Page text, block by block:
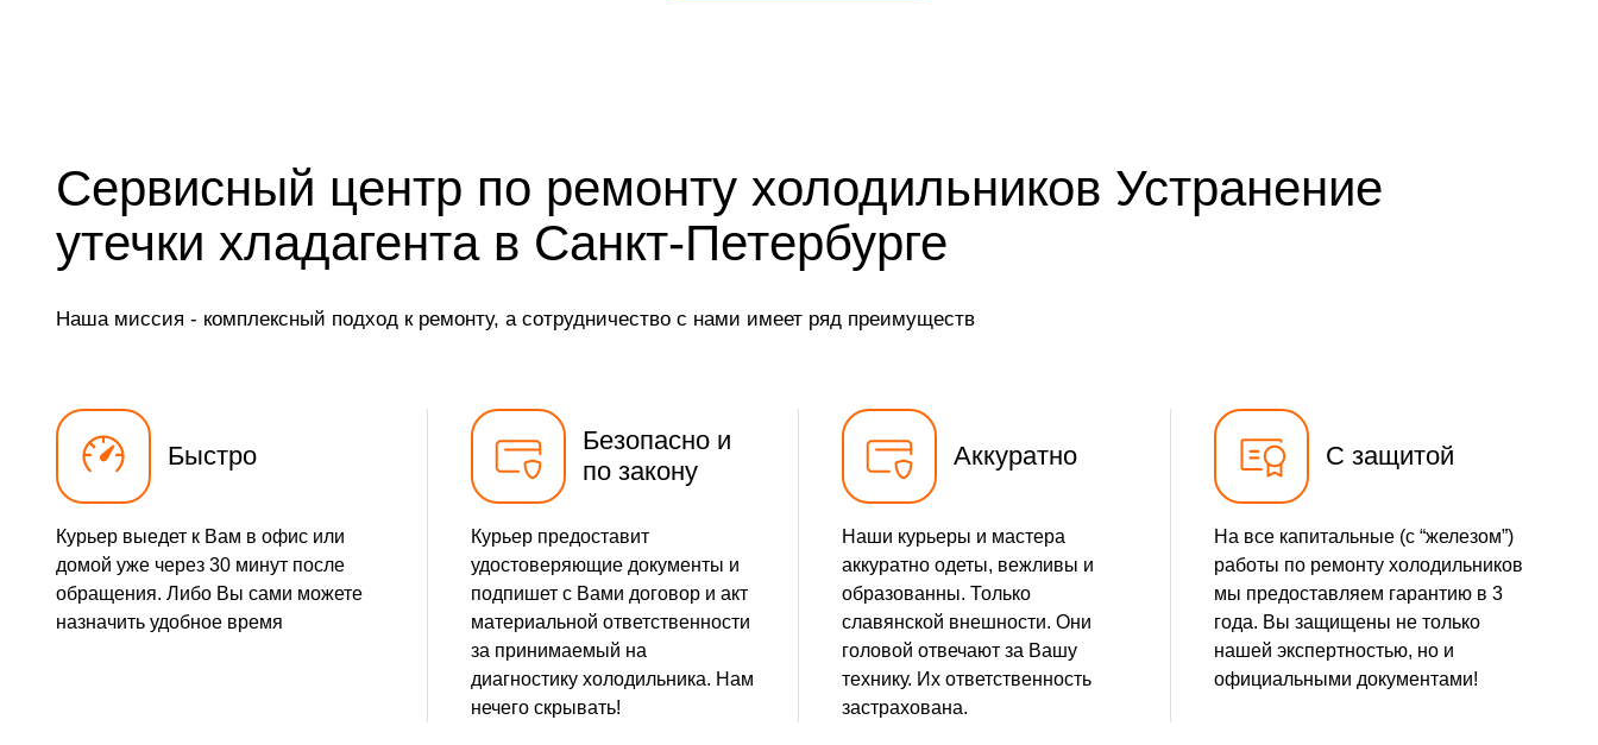
Замена ТЭН от 25 мин 500 р
Замена фильтра осушителя от 20 мин
Замена электросхемы от 35 мин
Сервисный центр по ремонту холодильников Устранение
утечки хладагента в Санкт-Петербурге
Наша миссия - комплексный подход к ремонту, а сотрудничество с нами имеет ряд преимуществ
Быстро
Курьер выедет к Вам в офис или
домой уже через 30 минут после
обращения. Либо Вы сами можете
назначить удобное время
Безопасно и
по закону
Курьер предоставит
удостоверяющие документы и
подпишет с Вами договор и акт
материальной ответственности
за принимаемый на
диагностику холодильника. Нам
нечего скрывать!
Аккуратно
Наши курьеры и мастера
аккуратно одеты, вежливы и
образованны. Только
славянской внешности. Они
головой отвечают за Вашу
технику. Их ответственность
застрахована.
С защитой
На все капитальные (с “железом”)
работы по ремонту холодильников
мы предоставляем гарантию в 3
года. Вы защищены не только
нашей экспертностью, но и
официальными документами!